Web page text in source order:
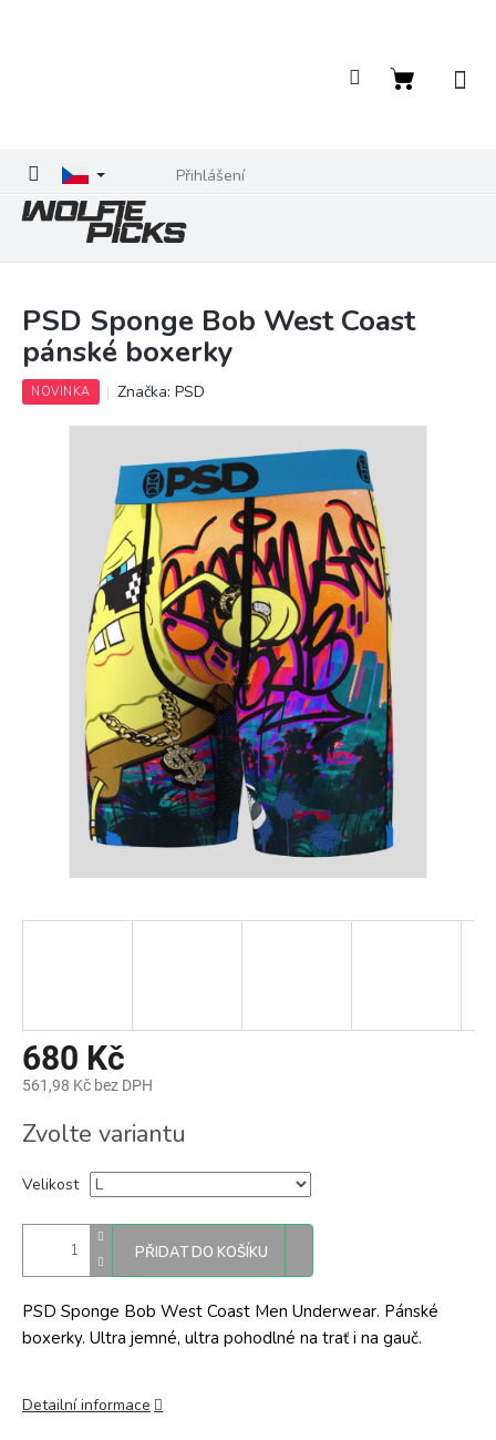
Přihlášení
Nákupní
PSD Sponge Bob West Coast
pánské boxerky
NOVINKA Značka:PSD
680 Kč
561,98 Kč bez DPH
cena:
Zvolte variantu
Velikost
PŘIDAT DO KOŠÍKU
PSD Sponge Bob West Coast Men Underwear. Pánské
boxerky. Ultra jemné, ultra pohodlné na trať i na gauč.
Detailní informace